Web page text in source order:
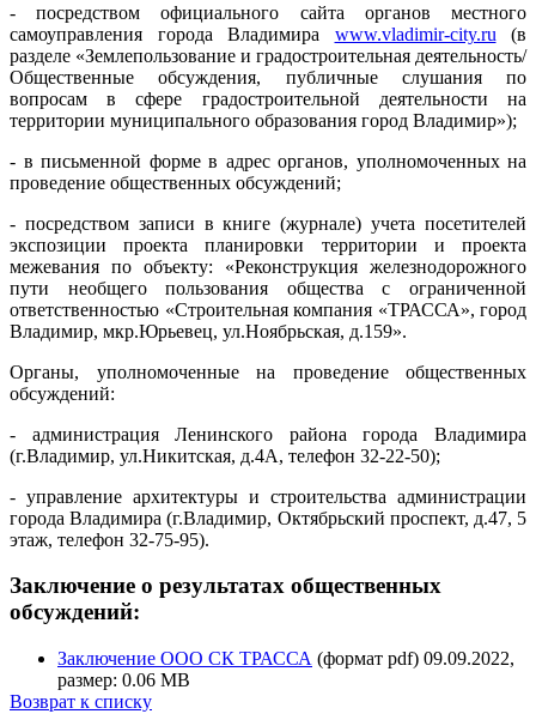
- посредством официального сайта органов местного
самоуправления города Владимира www.vladimir-city.ru (в
разделе «Землепользование и градостроительная деятельность/
Общественные обсуждения, публичные слушания по
вопросам в сфере градостроительной деятельности на
территории муниципального образования город Владимир»);
- в письменной форме в адрес органов, уполномоченных на
проведение общественных обсуждений;
- посредством записи в книге (журнале) учета посетителей
экспозиции проекта планировки территории и проекта
межевания по объекту: «Реконструкция железнодорожного
пути необщего пользования общества с ограниченной
ответственностью «Строительная компания «ТРАССА», город
Владимир, мкр.Юрьевец, ул.Ноябрьская, д.159».
Органы, уполномоченные на проведение общественных
обсуждений:
- администрация Ленинского района города Владимира
(г.Владимир, ул.Никитская, д.4А, телефон 32-22-50);
- управление архитектуры и строительства администрации
города Владимира (г.Владимир, Октябрьский проспект, д.47, 5
этаж, телефон 32-75-95).
Заключение о результатах общественных
обсуждений:
Заключение ООО СК ТРАССА (формат pdf) 09.09.2022,
размер: 0.06 MB
Возврат к списку